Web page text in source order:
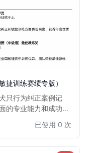
捷训练赛绩专版）
只行为纠正案例记
的专业能力和成功经
于有志于在宠物行为
已使用 0 次